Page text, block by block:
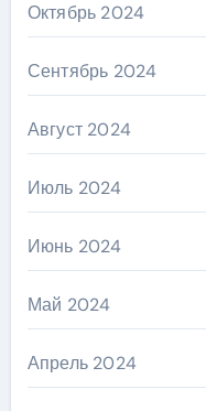
Октябрь 2024
Сентябрь 2024
Август 2024
Июль 2024
Июнь 2024
Май 2024
Апрель 2024